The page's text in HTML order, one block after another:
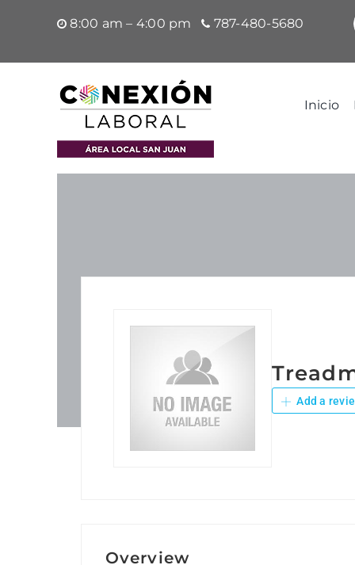
8:00 am – 4:00 pm 787-480-5680
Inicio
Add a
Overview